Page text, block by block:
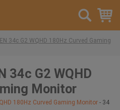
34c G2 WQHD 180Hz Curved Gaming
34c G2 WQHD
Monitor
180Hz Curved Gaming Monitor - 34